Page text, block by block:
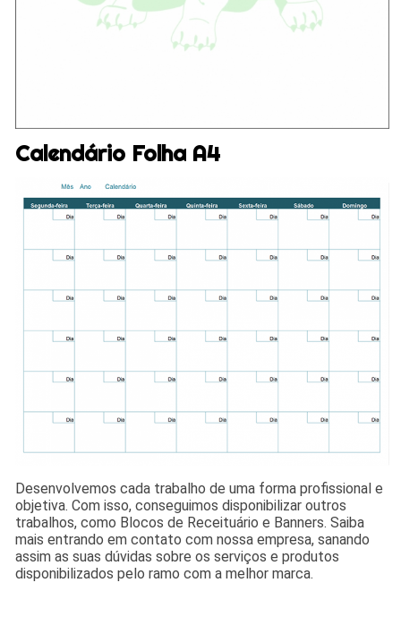
Calendário Folha A4
Desenvolvemos cada trabalho de uma forma profissional e
objetiva. Com isso, conseguimos disponibilizar outros
trabalhos, como Blocos de Receituário e Banners. Saiba
mais entrando em contato com nossa empresa, sanando
assim as suas dúvidas sobre os serviços e produtos
disponibilizados pelo ramo com a melhor marca.